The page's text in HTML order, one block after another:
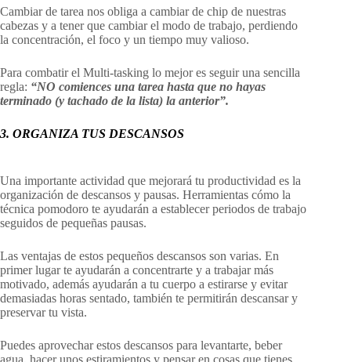
Cambiar de tarea nos obliga a cambiar de chip de nuestras
cabezas y a tener que cambiar el modo de trabajo, perdiendo
la concentración, el foco y un tiempo muy valioso.
Para combatir el Multi-tasking lo mejor es seguir una sencilla
regla: “NO comiences una tarea hasta que no hayas
terminado (y tachado de la lista) la anterior”.
3. ORGANIZA TUS DESCANSOS
Una importante actividad que mejorará tu productividad es la
organización de descansos y pausas. Herramientas cómo la
técnica pomodoro te ayudarán a establecer periodos de trabajo
seguidos de pequeñas pausas.
Las ventajas de estos pequeños descansos son varias. En
primer lugar te ayudarán a concentrarte y a trabajar más
motivado, además ayudarán a tu cuerpo a estirarse y evitar
demasiadas horas sentado, también te permitirán descansar y
preservar tu vista.
Puedes aprovechar estos descansos para levantarte, beber
agua, hacer unos estiramientos y pensar en cosas que tienes